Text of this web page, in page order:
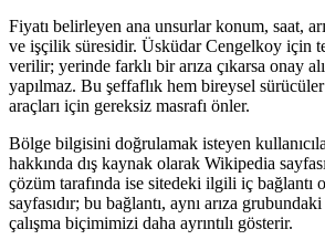
Fiyatı belirleyen ana unsurlar konum, saat,
ve işçilik süresidir. Üsküdar Cengelkoy için
verilir; yerinde farklı bir arıza çıkarsa onay
yapılmaz. Bu şeffaflık hem bireysel
araçları için gereksiz masrafı önler.
Bölge bilgisini doğrulamak isteyen
hakkında dış kaynak olarak Wikipedia
çözüm tarafında ise sitedeki ilgili iç bağlantı
sayfasıdır; bu bağlantı, aynı arıza
çalışma biçimimizi daha ayrıntılı gösterir.